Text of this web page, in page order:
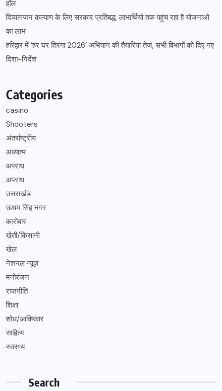
हॉल
दिव्यांगजन कल्याण के लिए सरकार प्रतिबद्ध, लाभार्थियों तक पहुंच रहा है योजनाओं
का लाभ
हरिद्वार में ‘हर घर तिरंगा 2026’ अभियान की तैयारियां तेज, सभी विभागों को दिए गए
दिशा-निर्देश
Categories
casino
Shooters
अंतर्राष्ट्रीय
अध्यात्म
अपराध
अपराध
उत्तराखंड
ऊधम सिंह नगर
कारोबार
खेती/किसानी
खेल
नेशनल न्यूज़
मनोरंजन
राजनीति
शिक्षा
शोध/आविष्कार
साहित्य
स्वास्थ्य
Search